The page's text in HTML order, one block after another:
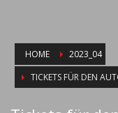
HOME
2023_04
TICKETS FÜR DEN